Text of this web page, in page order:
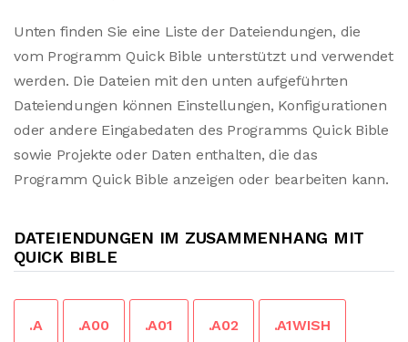
Unten finden Sie eine Liste der Dateiendungen, die
vom Programm Quick Bible unterstützt und verwendet
werden. Die Dateien mit den unten aufgeführten
Dateiendungen können Einstellungen, Konfigurationen
oder andere Eingabedaten des Programms Quick Bible
sowie Projekte oder Daten enthalten, die das
Programm Quick Bible anzeigen oder bearbeiten kann.
DATEIENDUNGEN IM ZUSAMMENHANG MIT
QUICK BIBLE
.A .A00 .A01 .A02 .A1WISH